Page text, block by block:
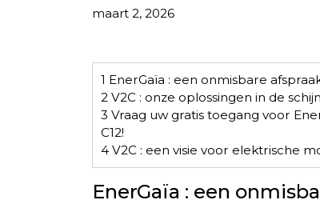
maart 2, 2026
1 EnerGaïa : een onmisbare
2V2C : onze oplossingen in de
3 Vraag uw gratis toegang voor
C12!
4V2C : een visie voor elektrische
EnerGaïa : een